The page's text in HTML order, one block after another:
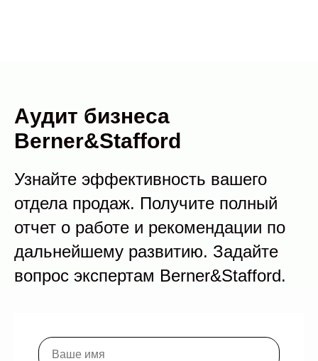
Аудит бизнеса
Berner&Stafford
Узнайте эффективность вашего
отдела продаж. Получите полный
отчет о работе и рекомендации по
дальнейшему развитию. Задайте
вопрос экспертам Berner&Stafford.